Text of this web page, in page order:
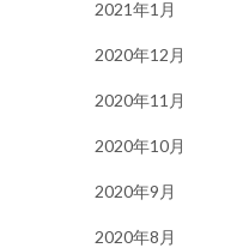
2021年1月
2020年12月
2020年11月
2020年10月
2020年9月
2020年8月